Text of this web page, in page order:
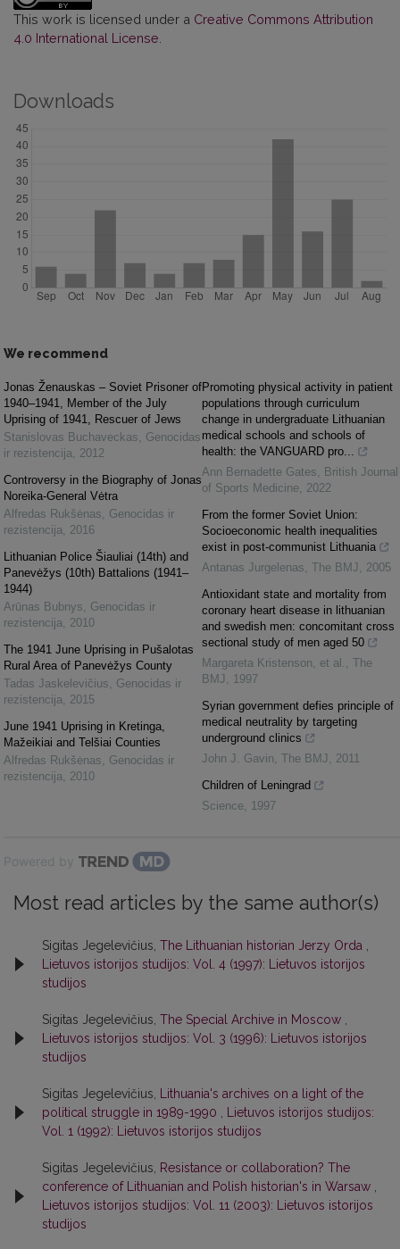
This work is licensed under a Creative Commons Attribution
4.0 International License
Downloads
We recommend
Jonas Ženauskas – Soviet Prisoner of
1940–1941, Member of the July
Uprising of 1941, Rescuer of Jews
Stanislovas Buchaveckas
Genocidas
ir rezistencija
2012
Controversy in the Biography of Jonas
Noreika-General Vėtra
Alfredas Rukšėnas
Genocidas ir
rezistencija
2016
Lithuanian Police Šiauliai (14th) and
Panevėžys (10th) Battalions (1941–
1944)
Arūnas Bubnys
Genocidas ir
rezistencija
2010
The 1941 June Uprising in Pušalotas
Rural Area of Panevėžys County
Tadas Jaskelevičius
Genocidas ir
rezistencija
2015
June 1941 Uprising in Kretinga,
Mažeikiai and Telšiai Counties
Alfredas Rukšėnas
Genocidas ir
rezistencija
2010
Promoting physical activity in patient
populations through curriculum
change in undergraduate Lithuanian
medical schools and schools of
health: the VANGUARD pro...
Ann Bernadette Gates
British Journal
of Sports Medicine 2022
From the former Soviet Union:
Socioeconomic health inequalities
exist in post-communist Lithuania
Antanas Jurgelenas The BMJ
2005
Antioxidant state and mortality from
coronary heart disease in lithuanian
and swedish men: concomitant cross
sectional study of men aged 50
Margareta Kristenson, et al.
The
BMJ
1997
Syrian government defies principle of
medical neutrality by targeting
underground clinics
John J. Gavin The BMJ
2011
Children of Leningrad
Science
1997
Powered by
Most read articles by the same author(s)
Sigitas Jegelevičius, The Lithuanian historian Jerzy Orda
Lietuvos istorijos studijos: Vol. 4 (1997): Lietuvos istorijos
studijos
Sigitas Jegelevičius, The Special Archive in Moscow
Lietuvos istorijos studijos: Vol. 3 (1996): Lietuvos istorijos
studijos
Sigitas Jegelevičius, Lithuania's archives on a light of the
political struggle in 1989-1990
Lietuvos istorijos studijos:
Vol. 1 (1992): Lietuvos istorijos studijos
Sigitas Jegelevičius, Resistance or collaboration? The
conference of Lithuanian and Polish historian's in Warsaw
Lietuvos istorijos studijos: Vol. 11 (2003): Lietuvos istorijos
studijos